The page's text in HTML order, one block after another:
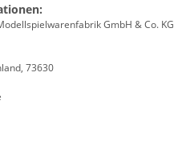
GmbH & Co. KG
73630